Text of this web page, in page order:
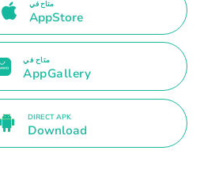
متاح في
AppStore
متاح في
AppGallery
DIRECT APK
Download